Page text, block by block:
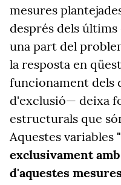
mesures
després dels
una part del
la resposta en
funcionament dels
d'exclusió— deixa
estructurals que
Aquestes variables
exclusivament
d'aquestes